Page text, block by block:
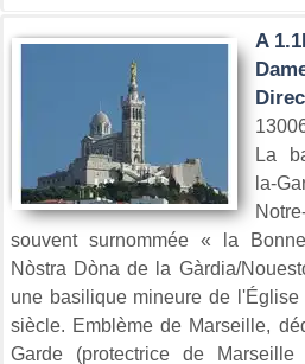
A
La
la-
souvent surnommée « la
Nòstra Dòna de la Gàrdia/
une basilique mineure de
siècle. Emblème de Marseille,
Garde (protectrice de